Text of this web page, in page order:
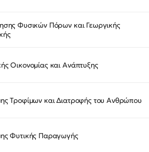
Φυσικών Πόρων και Γεωργικής
Οικονομίας και Ανάπτυξης
Τροφίμων και Διατροφής του Ανθρώπου
Φυτικής Παραγωγής